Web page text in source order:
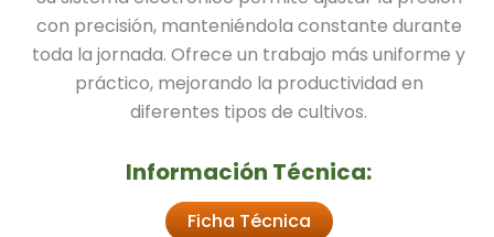
con precisión, manteniéndola constante durante
toda la jornada. Ofrece un trabajo más uniforme y
práctico, mejorando la productividad en
diferentes tipos de cultivos.
Información Técnica:
Ficha Técnica